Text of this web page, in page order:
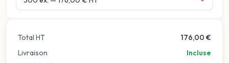
Total HT
176,00 €
Livraison
Incluse